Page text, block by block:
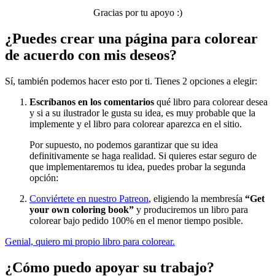
Libros para colorear para niños
Nezaradené
Sin categorizar
Gracias por tu apoyo :)
¿Puedes crear una página para colorear
de acuerdo con mis deseos?
Sí, también podemos hacer esto por ti. Tienes 2 opciones a elegir:
Escríbanos en los comentarios qué libro para colorear desea
y si a su ilustrador le gusta su idea, es muy probable que la
implemente y el libro para colorear aparezca en el sitio.
Por supuesto, no podemos garantizar que su idea
definitivamente se haga realidad. Si quieres estar seguro de
que implementaremos tu idea, puedes probar la segunda
opción:
Conviértete en nuestro Patreon, eligiendo la membresía “Get
your own coloring book” y produciremos un libro para
colorear bajo pedido 100% en el menor tiempo posible.
Genial, quiero mi propio libro para colorear.
¿Cómo puedo apoyar su trabajo?